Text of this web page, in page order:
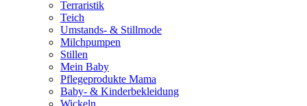
Terraristik
Teich
Umstands- & Stillmode
Milchpumpen
Stillen
Mein Baby
Pflegeprodukte Mama
Baby- & Kinderbekleidung
Wickeln